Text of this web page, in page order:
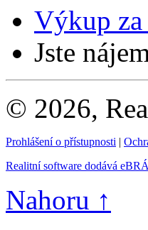
Výkup
Jste
© 2026,
Prohlášení o přístupnosti |
Realitní software dodává
Nahoru ↑